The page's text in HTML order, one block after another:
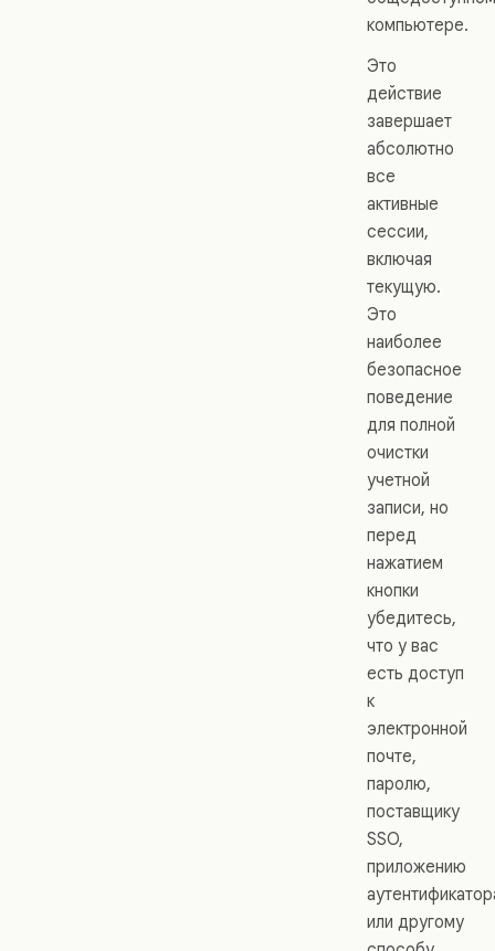
компьютере.
Это
действие
завершает
абсолютно
все
активные
сессии,
включая
текущую.
Это
наиболее
безопасное
поведение
для полной
очистки
учетной
записи, но
перед
нажатием
кнопки
убедитесь,
что у вас
есть доступ
к
электронной
почте,
паролю,
поставщику
SSO,
приложению
или другому